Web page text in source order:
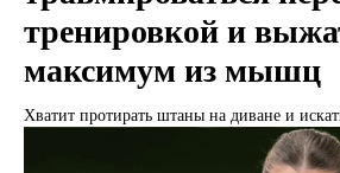
тренировкой и
максимум из мышц
Хватит протирать штаны на диване и